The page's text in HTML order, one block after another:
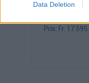
Data Deletion
Piece högt
Pris: Fr.